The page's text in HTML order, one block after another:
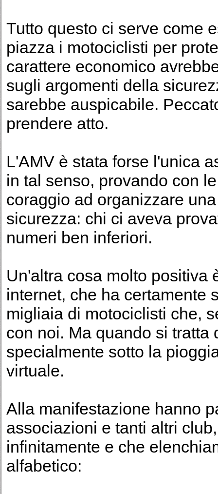
Tutto questo ci serve come
piazza i motociclisti per
carattere economico
sugli argomenti della
sarebbe auspicabile.
prendere atto.
L'AMV è stata forse l'unica
in tal senso, provando con
coraggio ad organizzare
sicurezza: chi ci aveva
numeri ben inferiori.
Un'altra cosa molto positiva
internet, che ha certamente
migliaia di motociclisti che,
con noi. Ma quando si tratta
specialmente sotto la
virtuale.
Alla manifestazione hanno
associazioni e tanti altri
infinitamente e che
alfabetico: